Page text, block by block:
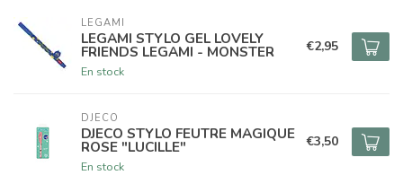
LEGAMI
LEGAMI STYLO GEL LOVELY
FRIENDS LEGAMI - MONSTER
En stock
€2,95
DJECO
DJECO STYLO FEUTRE MAGIQUE
ROSE "LUCILLE"
En stock
€3,50